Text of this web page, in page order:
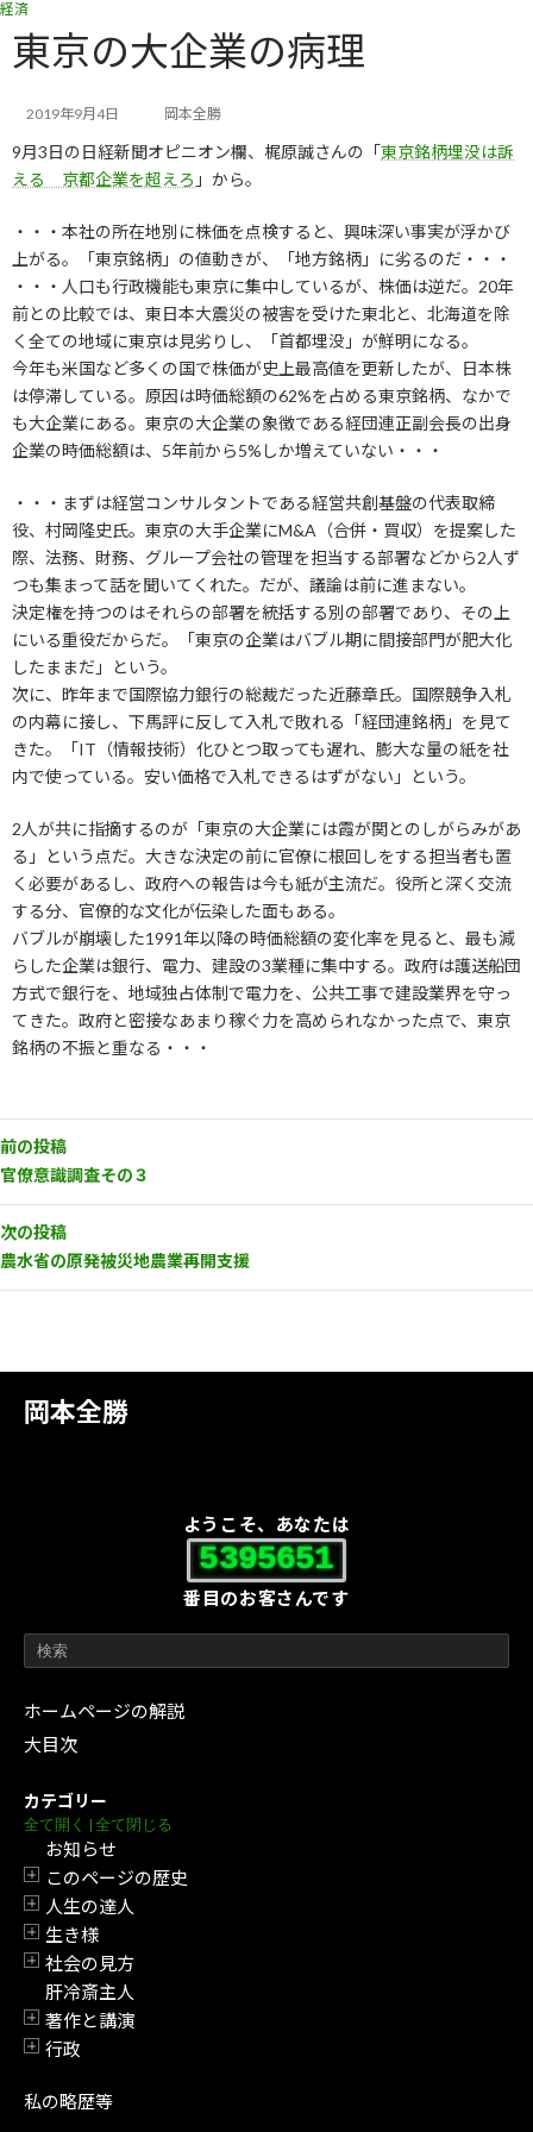
コ
ン
ス
キ
ナ
ビ
ン
に
岡本全勝
ようこそ、あなたは
5395651
番目のお客さんです
ホームページの解説
大目次
カテゴリー
全て開く | 全て閉じる
お知らせ
開閉
このページの歴史
開閉
人生の達人
開閉
生き様
開閉
社会の見方
肝冷斎主人
開閉
著作と講演
開閉
行政
私の略歴等
経済
東京の大企業の病理
2019年9月4日 岡本全勝
9月3日の日経新聞オピニオン欄、梶原誠さんの「東京銘柄埋没は訴
える 京都企業を超えろ 」から。
・・・本社の所在地別に株価を点検すると、興味深い事実が浮かび
上がる。「東京銘柄」の値動きが、「地方銘柄」に劣るのだ・・・
・・・人口も行政機能も東京に集中しているが、株価は逆だ。20年
前との比較では、東日本大震災の被害を受けた東北と、北海道を除
く全ての地域に東京は見劣りし、「首都埋没」が鮮明になる。
今年も米国など多くの国で株価が史上最高値を更新したが、日本株
は停滞している。原因は時価総額の62%を占める東京銘柄、なかで
も大企業にある。東京の大企業の象徴である経団連正副会長の出身
企業の時価総額は、5年前から5%しか増えていない・・・
・・・まずは経営コンサルタントである経営共創基盤の代表取締
役、村岡隆史氏。東京の大手企業にM&A（合併・買収）を提案した
際、法務、財務、グループ会社の管理を担当する部署などから2人ず
つも集まって話を聞いてくれた。だが、議論は前に進まない。
決定権を持つのはそれらの部署を統括する別の部署であり、その上
にいる重役だからだ。「東京の企業はバブル期に間接部門が肥大化
したままだ」という。
次に、昨年まで国際協力銀行の総裁だった近藤章氏。国際競争入札
の内幕に接し、下馬評に反して入札で敗れる「経団連銘柄」を見て
きた。「IT（情報技術）化ひとつ取っても遅れ、膨大な量の紙を社
内で使っている。安い価格で入札できるはずがない」という。
2人が共に指摘するのが「東京の大企業には霞が関とのしがらみがあ
る」という点だ。大きな決定の前に官僚に根回しをする担当者も置
く必要があるし、政府への報告は今も紙が主流だ。役所と深く交流
する分、官僚的な文化が伝染した面もある。
バブルが崩壊した1991年以降の時価総額の変化率を見ると、最も減
らした企業は銀行、電力、建設の3業種に集中する。政府は護送船団
方式で銀行を、地域独占体制で電力を、公共工事で建設業界を守っ
てきた。政府と密接なあまり稼ぐ力を高められなかった点で、東京
銘柄の不振と重なる・・・
前の投稿
官僚意識調査その３
次の投稿
農水省の原発被災地農業再開支援